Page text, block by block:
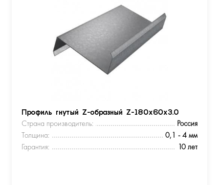
Профиль гнутый Z-образный Z-180х60х3.0
Страна производитель:
Россия
Толщина:
0,1 - 4 мм
Гарантия:
10 лет